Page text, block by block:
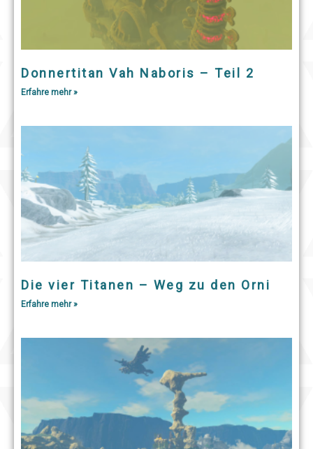
Donnertitan Vah Naboris – Teil 2
Erfahre mehr »
Die vier Titanen – Weg zu den Orni
Erfahre mehr »